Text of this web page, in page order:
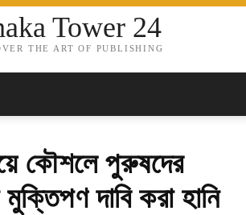
Tower 24
THE ART OF PUBLISHING
কৌশলে পুরুষদের
দাবি করা হানি